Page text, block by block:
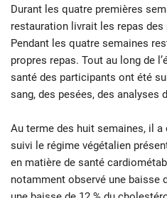
Durant les quatre premières
restauration livrait les repas des
Pendant les quatre semaines
propres repas. Tout au long de
santé des participants ont été
sang, des pesées, des analyses
Au terme des huit semaines, il
suivi le régime végétalien
en matière de santé
notamment observé une baisse